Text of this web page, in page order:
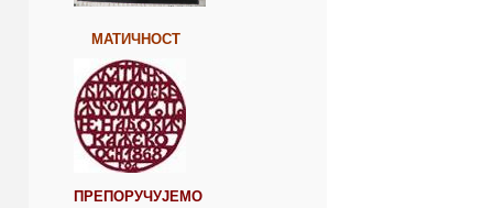
МАТИЧНОСТ
ПРЕПОРУЧУЈЕМО